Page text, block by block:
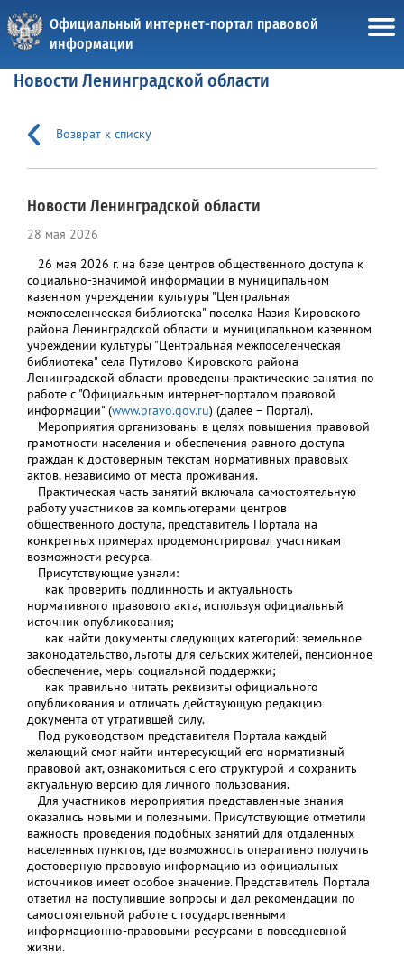
Официальный интернет-портал правовой
информации
Новости Ленинградской области
Возврат к списку
Новости Ленинградской области
28 мая 2026
26 мая 2026 г. на базе центров общественного доступа к
социально-значимой информации в муниципальном
казенном учреждении культуры "Центральная
межпоселенческая библиотека" поселка Назия Кировского
района Ленинградской области и муниципальном казенном
учреждении культуры "Центральная межпоселенческая
библиотека" села Путилово Кировского района
Ленинградской области проведены практические занятия по
работе с "Официальным интернет-порталом правовой
информации" (www.pravo.gov.ru) (далее – Портал).
Мероприятия организованы в целях повышения правовой
грамотности населения и обеспечения равного доступа
граждан к достоверным текстам нормативных правовых
актов, независимо от места проживания.
Практическая часть занятий включала самостоятельную
работу участников за компьютерами центров
общественного доступа, представитель Портала на
конкретных примерах продемонстрировал участникам
возможности ресурса.
Присутствующие узнали:
как проверить подлинность и актуальность
нормативного правового акта, используя официальный
источник опубликования;
как найти документы следующих категорий: земельное
законодательство, льготы для сельских жителей, пенсионное
обеспечение, меры социальной поддержки;
как правильно читать реквизиты официального
опубликования и отличать действующую редакцию
документа от утратившей силу.
Под руководством представителя Портала каждый
желающий смог найти интересующий его нормативный
правовой акт, ознакомиться с его структурой и сохранить
актуальную версию для личного пользования.
Для участников мероприятия представленные знания
оказались новыми и полезными. Присутствующие отметили
важность проведения подобных занятий для отдаленных
населенных пунктов, где возможность оперативно получить
достоверную правовую информацию из официальных
источников имеет особое значение. Представитель Портала
ответил на поступившие вопросы и дал рекомендации по
самостоятельной работе с государственными
информационно-правовыми ресурсами в повседневной
жизни.